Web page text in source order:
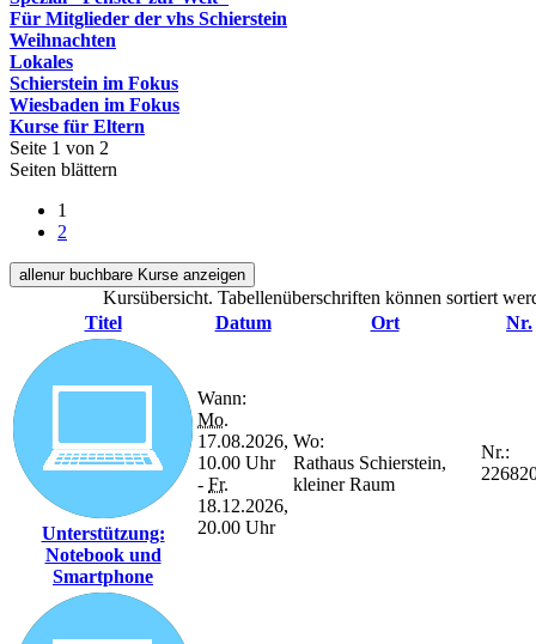
Für Mitglieder der vhs Schierstein
Weihnachten
Lokales
Schierstein im Fokus
Wiesbaden im Fokus
Kurse für Eltern
Seite 1 von 2
Seiten blättern
1
2
allenur buchbare Kurse anzeigen
Kursübersicht. Tabellenüberschriften können sortiert
Titel
Datum Ort Nr.
Unterstützung:
Notebook und
Smartphone
Wann:
Mo.
17.08.2026,
10.00 Uhr
- Fr.
18.12.2026,
20.00 Uhr
Wo:
Rathaus Schierstein,
kleiner Raum
Nr.: